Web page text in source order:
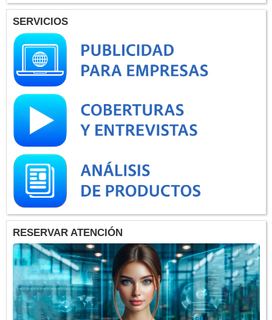
SERVICIOS
RESERVAR ATENCIÓN